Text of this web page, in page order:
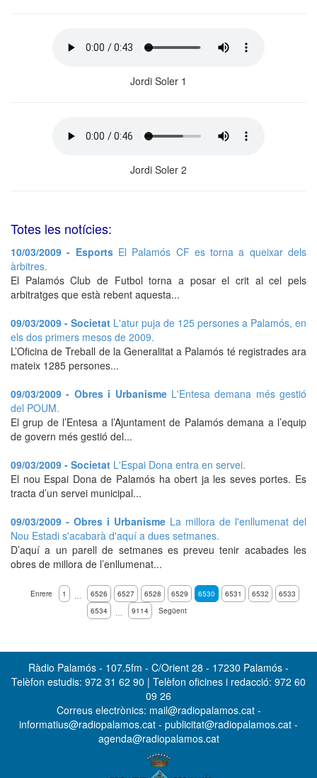
Jordi Soler 1
Jordi Soler 2
Totes les notícies:
10/03/2009 - Esports El Palamós CF es torna a queixar dels
àrbitres.
El Palamós Club de Futbol torna a posar el crit al cel pels
arbitratges que està rebent aquesta...
09/03/2009 - Societat L'atur puja de 125 persones a Palamós, en
els dos primers mesos de 2009.
L’Oficina de Treball de la Generalitat a Palamós té registrades ara
mateix 1285 persones...
09/03/2009 - Obres i Urbanisme L'Entesa demana més gestió
del POUM.
El grup de l’Entesa a l’Ajuntament de Palamós demana a l’equip
de govern més gestió del...
09/03/2009 - Societat L'Espai Dona entra en servei.
El nou Espai Dona de Palamós ha obert ja les seves portes. Es
tracta d’un servei municipal...
09/03/2009 - Obres i Urbanisme La millora de l'enllumenat del
Nou Estadi s'acabarà d'aquí a dues setmanes.
D’aquí a un parell de setmanes es preveu tenir acabades les
obres de millora de l’enllumenat...
Enrere 1 … 6526 6527 6528 6529 6530 6531 6532
6533
6534
… 9114 Següent
Ràdio Palamós - 107.5fm - C/Orient 28 - 17230 Palamós -
Telèfon estudis: 972 31 62 90 | Telèfon oficines i redacció: 972 60
09 26
Correus electrònics: mail@radiopalamos.cat -
informatius@radiopalamos.cat - publicitat@radiopalamos.cat -
agenda@radiopalamos.cat